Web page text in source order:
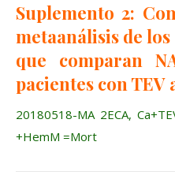
Suplemento 2:
metaanálisis de
que comparan
pacientes con TEV
20180518-MA 2ECA,
+HemM =Mort